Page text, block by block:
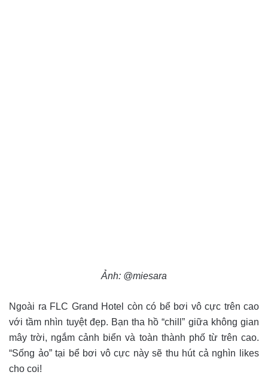
Ảnh: @miesara
Ngoài ra FLC Grand Hotel còn có bể bơi vô cực trên cao
với tầm nhìn tuyệt đẹp. Bạn tha hồ “chill” giữa không gian
mây trời, ngắm cảnh biển và toàn thành phố từ trên cao.
“Sống ảo” tại bể bơi vô cực này sẽ thu hút cả nghìn likes
cho coi!